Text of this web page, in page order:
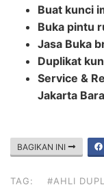
Buat kunci
Buka pintu
Jasa Buka
Duplikat
Service &
Jakarta
BAGIKAN INI
TAG: #AHLI